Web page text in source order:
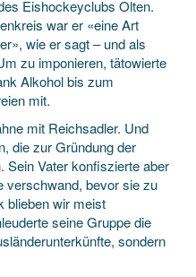
Eishockeyclubs Olten.
war er «eine Art
wie er sagt – und als
zu imponieren, tätowierte
Alkohol bis zum
mit.
mit Reichsadler. Und
die zur Gründung der
Sein Vater konfiszierte aber
verschwand, bevor sie zu
blieben wir meist
seine Gruppe die
sondern